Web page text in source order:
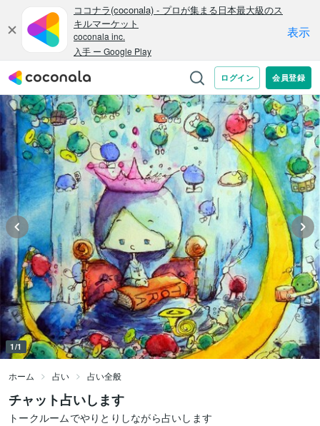
1/1
ホーム 占い 占い全般
チャット占いします
トークルームでやりとりしながら占いします